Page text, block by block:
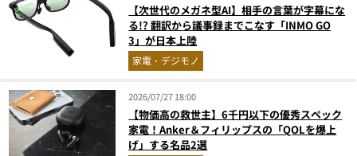
【次世代のメガネ型AI】相手の言葉が字幕にな
る!? 翻訳から議事録までこなす「INMO GO
3」が日本上陸
家電・デジモノ
2026/07/27 18:00
【物価高の救世主】6千円以下の優秀スペック
家電！Anker＆フィリップスの「QOLを爆上
げ」する名品2選